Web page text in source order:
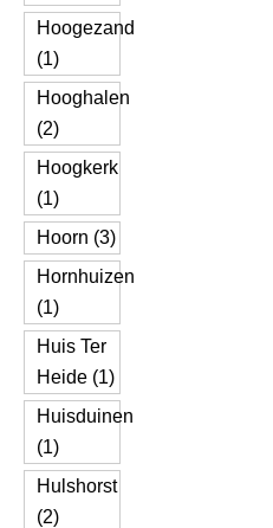
Hoogezand
(1)
Hooghalen
(2)
Hoogkerk
(1)
Hoorn (3)
Hornhuizen
(1)
Huis Ter
Heide (1)
Huisduinen
(1)
Hulshorst
(2)